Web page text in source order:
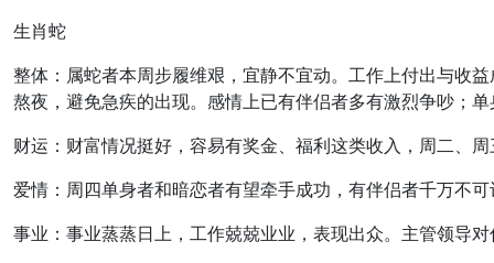
生肖蛇
整体：属蛇者本周步履维艰，宜静不宜动。工作上付出与收
熬夜，避免急疾的出现。感情上已有伴侣者多有激烈争吵；
财运：财富情况挺好，容易有奖金、福利这类收入，周二、
爱情：周四单身者和暗恋者有望牵手成功，有伴侣者千万不
事业：事业蒸蒸日上，工作兢兢业业，表现出众。主管领导